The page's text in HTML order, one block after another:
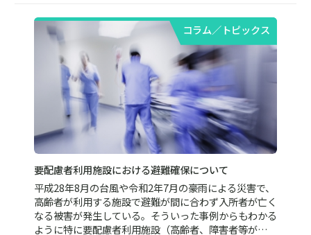
コラム／トピックス
要配慮者利用施設における避難確保について
平成28年8月の台風や令和2年7月の豪雨による災害で、
高齢者が利用する施設で避難が間に合わず入所者が亡く
なる被害が発生している。そういった事例からもわかる
ように特に要配慮者利用施設（高齢者、障害者等が…